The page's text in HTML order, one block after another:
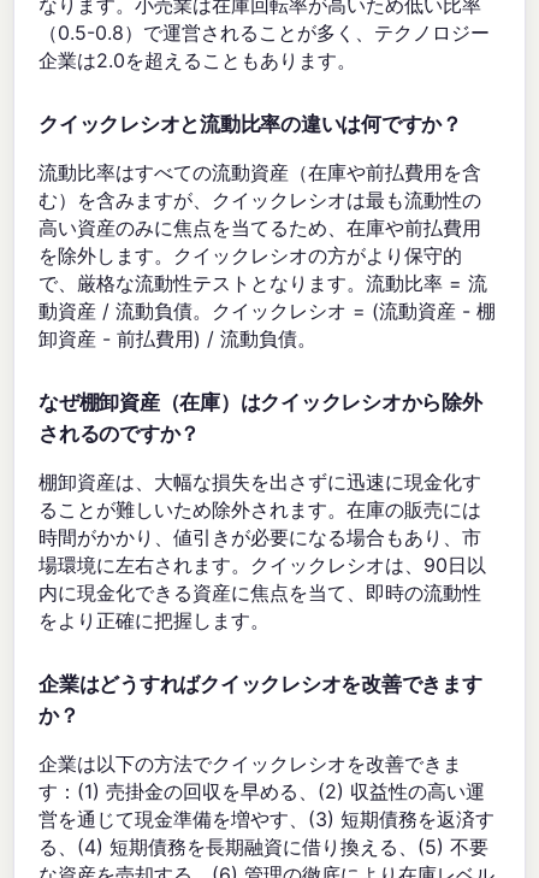
（0.5-0.8）で運営されることが多く、テクノロジー
企業は2.0を超えることもあります。
クイックレシオと流動比率の違いは何ですか？
流動比率はすべての流動資産（在庫や前払費用を含
む）を含みますが、クイックレシオは最も流動性の
高い資産のみに焦点を当てるため、在庫や前払費用
を除外します。クイックレシオの方がより保守的
で、厳格な流動性テストとなります。流動比率 = 流
動資産 / 流動負債。クイックレシオ = (流動資産 - 棚
卸資産 - 前払費用) / 流動負債。
なぜ棚卸資産（在庫）はクイックレシオから除外
されるのですか？
棚卸資産は、大幅な損失を出さずに迅速に現金化す
ることが難しいため除外されます。在庫の販売には
時間がかかり、値引きが必要になる場合もあり、市
場環境に左右されます。クイックレシオは、90日以
内に現金化できる資産に焦点を当て、即時の流動性
をより正確に把握します。
企業はどうすればクイックレシオを改善できます
か？
企業は以下の方法でクイックレシオを改善できま
す：(1) 売掛金の回収を早める、(2) 収益性の高い運
営を通じて現金準備を増やす、(3) 短期債務を返済す
る、(4) 短期債務を長期融資に借り換える、(5) 不要